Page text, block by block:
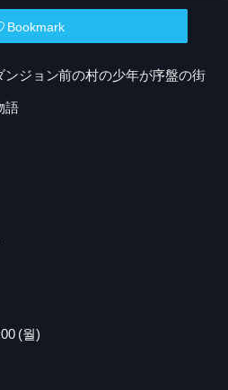
Bookmark
ンジョン前の村の少年が序盤の街
語
00 (월)